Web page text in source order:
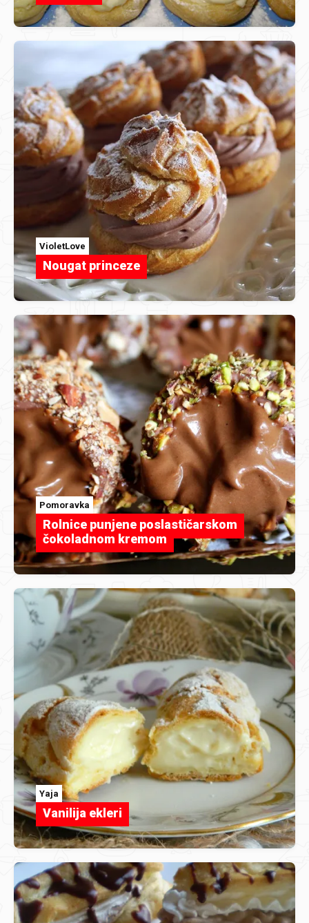
VioletLove
Nougat princeze
Pomoravka
Rolnice punjene poslastičarskom
čokoladnom kremom
Yaja
Vanilija ekleri